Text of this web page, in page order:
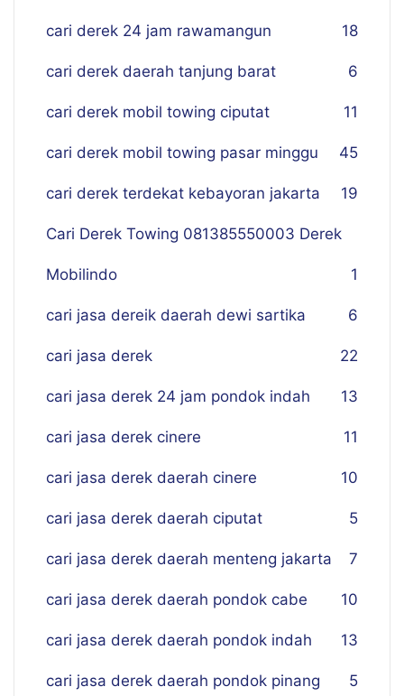
cari derek 24 jam rawamangun 18
cari derek daerah tanjung barat 6
cari derek mobil towing ciputat 11
cari derek mobil towing pasar minggu 45
cari derek terdekat kebayoran jakarta 19
Cari Derek Towing 081385550003 Derek
Mobilindo 1
cari jasa dereik daerah dewi sartika 6
cari jasa derek 22
cari jasa derek 24 jam pondok indah 13
cari jasa derek cinere 11
cari jasa derek daerah cinere 10
cari jasa derek daerah ciputat 5
cari jasa derek daerah menteng jakarta 7
cari jasa derek daerah pondok cabe 10
cari jasa derek daerah pondok indah 13
cari jasa derek daerah pondok pinang 5